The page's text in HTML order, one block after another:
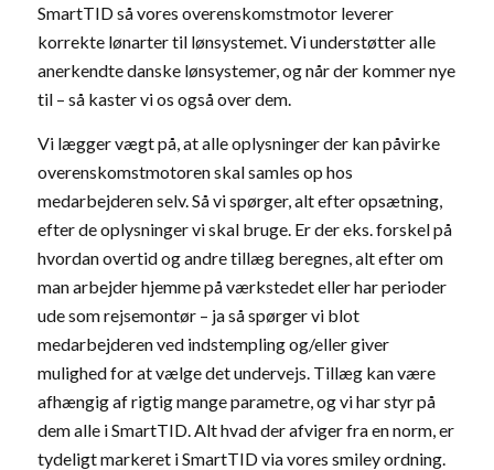
SmartTID så vores overenskomstmotor leverer
korrekte lønarter til lønsystemet. Vi understøtter alle
anerkendte danske lønsystemer, og når der kommer nye
til – så kaster vi os også over dem.
Vi lægger vægt på, at alle oplysninger der kan påvirke
overenskomstmotoren skal samles op hos
medarbejderen selv. Så vi spørger, alt efter opsætning,
efter de oplysninger vi skal bruge. Er der eks. forskel på
hvordan overtid og andre tillæg beregnes, alt efter om
man arbejder hjemme på værkstedet eller har perioder
ude som rejsemontør – ja så spørger vi blot
medarbejderen ved indstempling og/eller giver
mulighed for at vælge det undervejs. Tillæg kan være
afhængig af rigtig mange parametre, og vi har styr på
dem alle i SmartTID. Alt hvad der afviger fra en norm, er
tydeligt markeret i SmartTID via vores smiley ordning.